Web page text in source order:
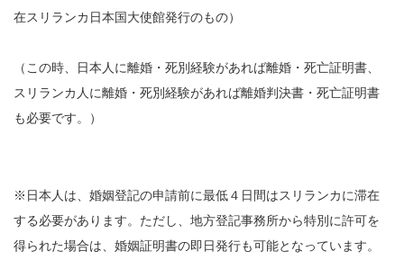
在スリランカ日本国大使館発行のもの）
（この時、日本人に離婚・死別経験があれば離婚・死亡証明書、
スリランカ人に離婚・死別経験があれば離婚判決書・死亡証明書
も必要です。）
※日本人は、婚姻登記の申請前に最低４日間はスリランカに滞在
する必要があります。ただし、地方登記事務所から特別に許可を
得られた場合は、婚姻証明書の即日発行も可能となっています。